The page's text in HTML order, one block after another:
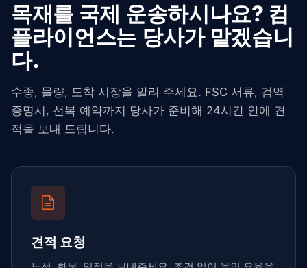
목재를 국제 운송하시나요? 컴
플라이언스는 당사가 맡겠습니
다.
수종, 물량, 도착 시장을 알려 주세요. FSC 서류, 검역
증명서, 선복 예약까지 당사가 준비해 24시간 안에 견
적을 보내 드립니다.
견적 요청